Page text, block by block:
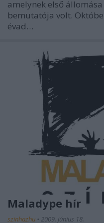
amelynek első
bemutatója volt.
évad…
Maladype hír
szinhazhu • 2009. június 18.